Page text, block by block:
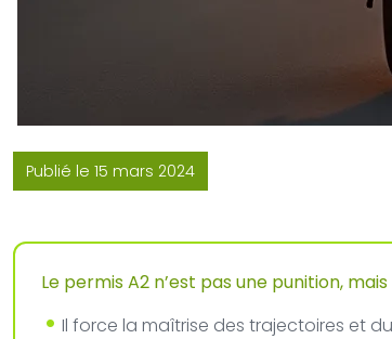
Publié le 15 mars 2024
Le permis A2 n’est pas une punition,
Il force la maîtrise des trajectoires et